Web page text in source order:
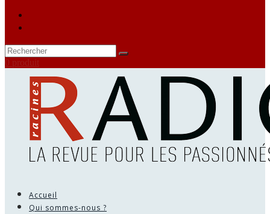
0 produit
Accueil
Qui sommes-nous ?